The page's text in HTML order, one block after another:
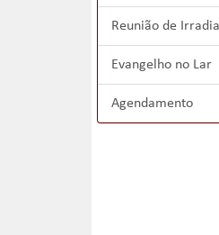
Reunião de
Evangelho no Lar
Agendamento